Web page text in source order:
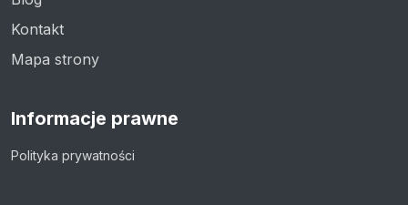
Kontakt
Mapa strony
Informacje prawne
Polityka prywatności